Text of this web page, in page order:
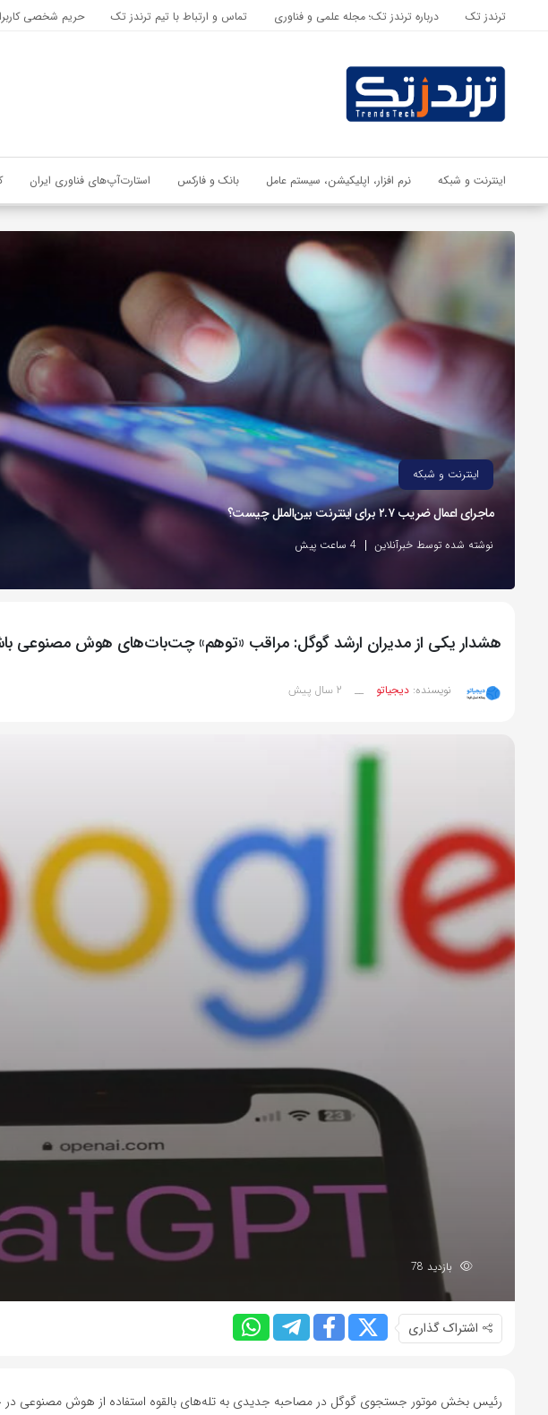
اشتراک گذاری
با استفاده از روش‌های زیر می‌توانید این صفحه را با دوستان خود به
اشتراک بگذارید.
ترندز تک درباره ترندز تک؛ مجله علمی و فناوری تماس و ارتباط با تیم ترندز تک حریم شخصی
اینترنت و شبکه نرم افزار، اپلیکیشن، سیستم عامل بانک و فارکس استارت‌آپ‌های فناوری ایران
اینترنت و شبکه
ماجرای اعمال ضریب ۲.۷ برای اینترنت بین‌الملل چیست؟
نوشته شده توسط خبرآنلاین 4 ساعت پیش
هشدار یکی از مدیران ارشد گوگل: مراقب «توهم» چت‌بات‌های هوش مصنوعی
نویسنده: دیجیاتو __ 2 سال پیش
بازدید 78
اشتراک گذاری
رئیس بخش موتور جستجوی گوگل در مصاحبه جدیدی به تله‌های بالقوه استفاده از هوش مصنوعی در